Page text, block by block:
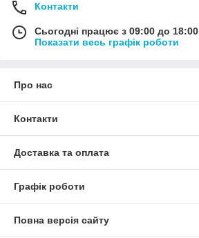
Контакти
Сьогодні працює з 09:00 до 18:00
Показати весь графік роботи
Про нас
Контакти
Доставка та оплата
Графік роботи
Повна версія сайту